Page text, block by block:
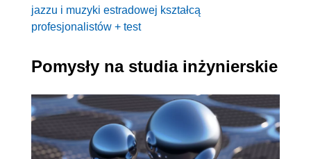
jazzu i muzyki estradowej kształcą
profesjonalistów + test
Pomysły na studia inżynierskie